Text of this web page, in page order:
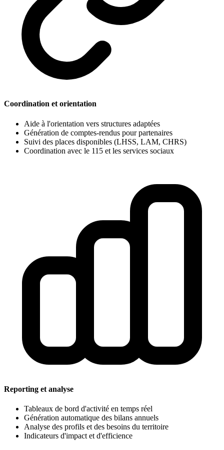
Coordination et orientation
Aide à l'orientation vers structures adaptées
Génération de comptes-rendus pour partenaires
Suivi des places disponibles (LHSS, LAM, CHRS)
Coordination avec le 115 et les services sociaux
Reporting et analyse
Tableaux de bord d'activité en temps réel
Génération automatique des bilans annuels
Analyse des profils et des besoins du territoire
Indicateurs d'impact et d'efficience